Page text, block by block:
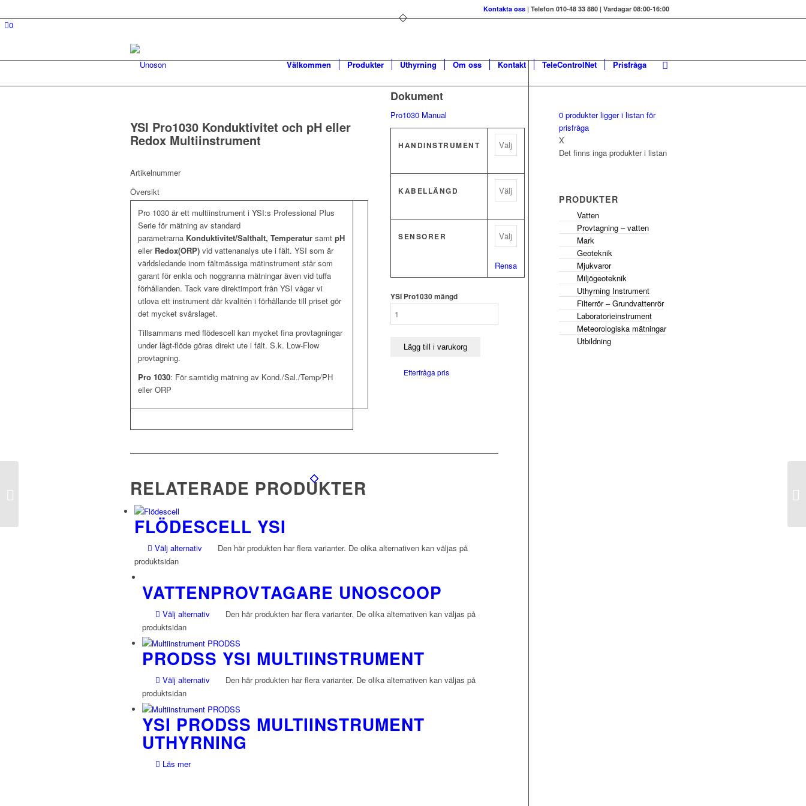
Kontakta oss | Telefon 010-48 33 880 | Vardagar 08:00-16:00
0
Välkommen Produkter Uthyrning Om oss Kontakt TeleControlNet Prisfråga
YSI Pro1030 Konduktivitet och pH eller
Redox Multiinstrument
Artikelnummer
Översikt
Pro 1030 är ett multiinstrument i YSI:s Professional Plus
Serie för mätning av standard
parametrarna Konduktivitet/Salthalt, Temperatur samt pH
eller Redox(ORP) vid vattenanalys ute i fält. YSI som är
världsledande inom fältmässiga mätinstrument står som
garant för enkla och noggranna mätningar även vid tuffa
förhållanden. Tack vare direktimport från YSI vågar vi
utlova ett instrument där kvalitén i förhållande till priset gör
det mycket svårslaget.
Tillsammans med flödescell kan mycket fina provtagningar
under lågt-flöde göras direkt ute i fält. S.k. Low-Flow
provtagning.
Pro 1030: För samtidig mätning av Kond./Sal./Temp/PH
eller ORP
Dokument
Pro1030 Manual
HANDINSTRUMENT
KABELLÄNGD
SENSORER
Rensa
YSI Pro1030 mängd
Lägg till i varukorg
Efterfråga pris
RELATERADE PRODUKTER
FLÖDESCELL YSI
Välj alternativ
Den här produkten har flera varianter. De olika alternativen kan väljas på
produktsidan
VATTENPROVTAGARE UNOSCOOP
Välj alternativ
Den här produkten har flera varianter. De olika alternativen kan väljas på
produktsidan
PRODSS YSI MULTIINSTRUMENT
Välj alternativ
Den här produkten har flera varianter. De olika alternativen kan väljas på
produktsidan
YSI PRODSS MULTIINSTRUMENT
UTHYRNING
Läs mer
0 produkterligger i listan för
prisfråga
X
Det finns inga produkter i listan
PRODUKTER
Vatten
Provtagning – vatten
Mark
Geoteknik
Mjukvaror
Miljögeoteknik
Uthyrning Instrument
Filterrör – Grundvattenrör
Laboratorieinstrument
Meteorologiska mätningar
Utbildning